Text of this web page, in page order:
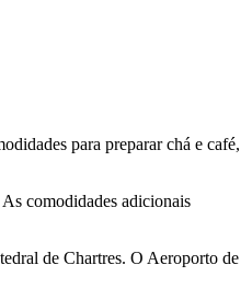
para preparar chá e café,
comodidades adicionais
de Chartres. O Aeroporto de